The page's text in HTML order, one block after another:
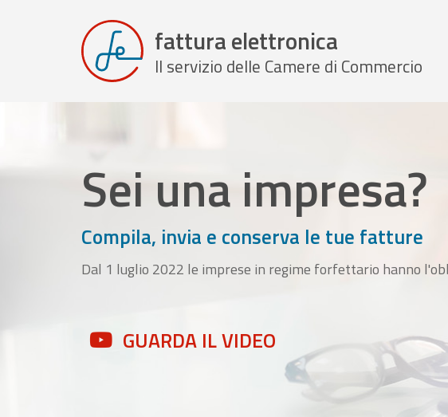
fattura elettronica
Il servizio delle Camere di Commercio
Sei una impresa?
Compila, invia e conserva le tue fatture
Dal 1 luglio 2022 le imprese in regime forfettario hanno
GUARDA IL VIDEO